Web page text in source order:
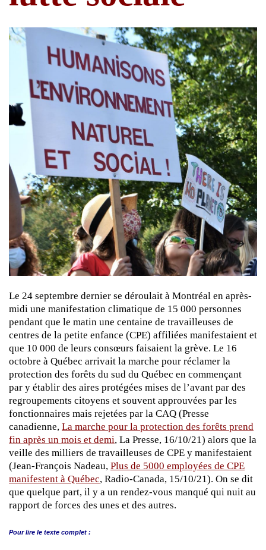
Le 24 septembre dernier se déroulait à Montréal en après-
midi une manifestation climatique de 15 000 personnes
pendant que le matin une centaine de travailleuses de
centres de la petite enfance (CPE) affiliées manifestaient et
que 10 000 de leurs consœurs faisaient la grève. Le 16
octobre à Québec arrivait la marche pour réclamer la
protection des forêts du sud du Québec en commençant
par y établir des aires protégées mises de l’avant par des
regroupements citoyens et souvent approuvées par les
fonctionnaires mais rejetées par la CAQ (Presse
canadienne, La marche pour la protection des forêts prend
fin après un mois et demi, La Presse, 16/10/21) alors que la
veille des milliers de travailleuses de CPE y manifestaient
(Jean-François Nadeau, Plus de 5000 employées de CPE
manifestent à Québec, Radio-Canada, 15/10/21). On se dit
que quelque part, il y a un rendez-vous manqué qui nuit au
rapport de forces des unes et des autres.
Pour lire le texte complet :